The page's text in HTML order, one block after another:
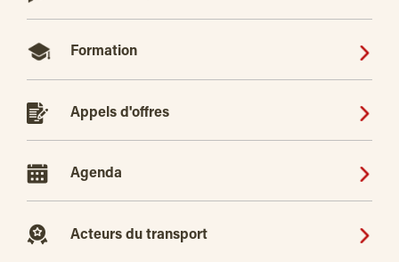
Formation
Appels d'offres
Agenda
Acteurs du transport